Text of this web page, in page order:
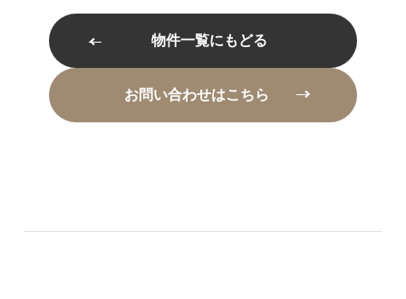
物件一覧にもどる
お問い合わせはこちら